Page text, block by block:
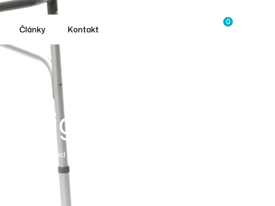
Články Kontakt
0
rigid
Gecko Rigid